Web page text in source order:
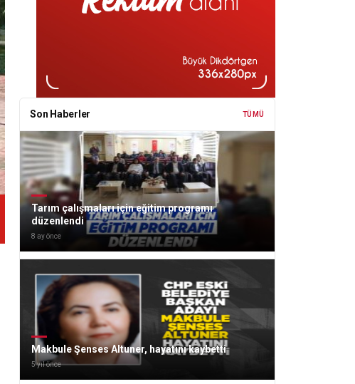
Son Haberler TÜMÜ
Tarım çalışmaları için eğitim programı
düzenlendi
8 ay önce
Makbule Şenses Altuner, hayatını kaybetti
5 yıl önce